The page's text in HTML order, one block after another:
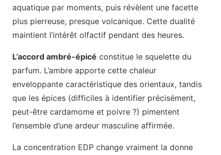
aquatique par moments, puis révèlent une facette
plus pierreuse, presque volcanique. Cette dualité
maintient l’intérêt olfactif pendant des heures.
L’accord ambré-épicé constitue le squelette du
parfum. L’ambre apporte cette chaleur
enveloppante caractéristique des orientaux, tandis
que les épices (difficiles à identifier précisément,
peut-être cardamome et poivre ?) pimentent
l’ensemble d’une ardeur masculine affirmée.
La concentration EDP change vraiment la donne